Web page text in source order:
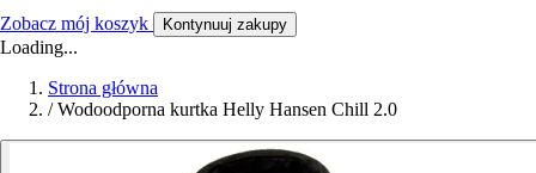
Zobacz mój koszyk Kontynuuj zakupy
Loading...
Strona główna
/ Wodoodporna kurtka Helly Hansen Chill 2.0